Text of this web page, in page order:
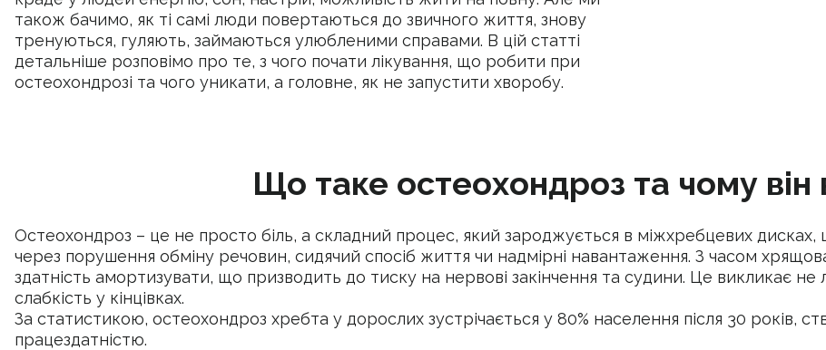
також бачимо, як ті самі люди повертаються до звичного життя, знову
тренуються, гуляють, займаються улюбленими справами. В цій статті
детальніше розповімо про те, з чого почати лікування, що робити при
остеохондрозі та чого уникати, а головне, як не запустити хворобу.
Що таке остеохондроз та чому він
Остеохондроз – це не просто біль, а складний процес, який зароджується в міжхребцевих дисках,
через порушення обміну речовин, сидячий спосіб життя чи надмірні навантаження. З часом
здатність амортизувати, що призводить до тиску на нервові закінчення та судини. Це викликає не
слабкість у кінцівках.
За статистикою, остеохондроз хребта у дорослих зустрічається у 80% населення після 30 років,
працездатністю.